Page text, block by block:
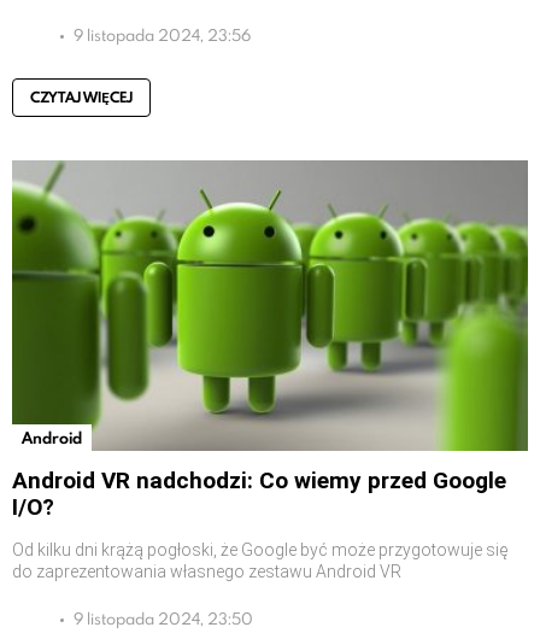
9 listopada 2024, 23:56
CZYTAJ WIĘCEJ
Android
Android VR nadchodzi: Co wiemy przed Google
I/O?
Od kilku dni krążą pogłoski, że Google być może przygotowuje się
do zaprezentowania własnego zestawu Android VR
9 listopada 2024, 23:50